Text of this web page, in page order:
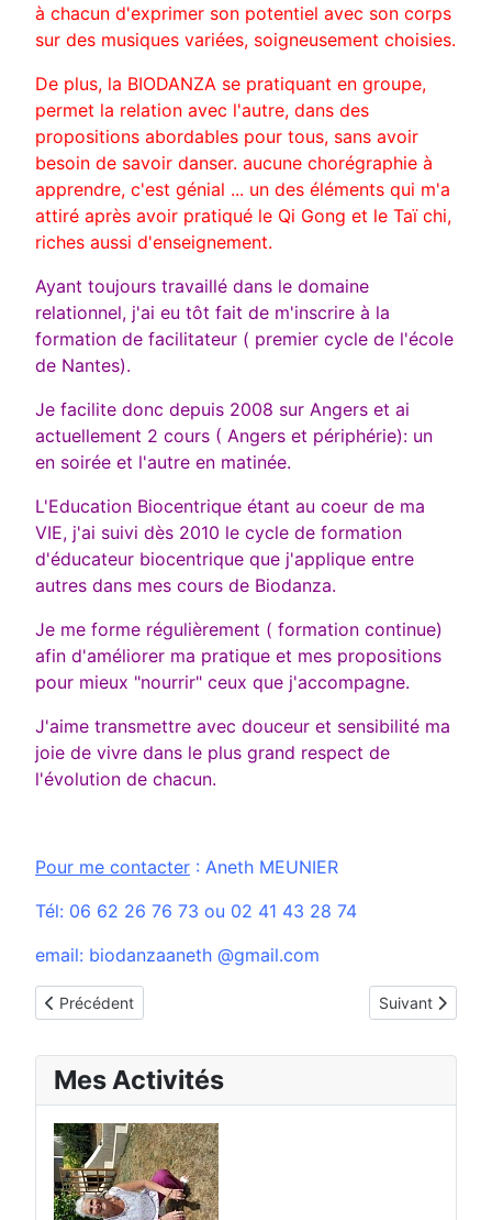
à chacun d'exprimer son potentiel avec son corps
sur des musiques variées, soigneusement choisies.
De plus, la BIODANZA se pratiquant en groupe,
permet la relation avec l'autre, dans des
propositions abordables pour tous, sans avoir
besoin de savoir danser. aucune chorégraphie à
apprendre, c'est génial ... un des éléments qui m'a
attiré après avoir pratiqué le Qi Gong et le Taï chi,
riches aussi d'enseignement.
Ayant toujours travaillé dans le domaine
relationnel, j'ai eu tôt fait de m'inscrire à la
formation de facilitateur ( premier cycle de l'école
de Nantes).
Je facilite donc depuis 2008 sur Angers et ai
actuellement 2 cours ( Angers et périphérie): un
en soirée et l'autre en matinée.
L'Education Biocentrique étant au coeur de ma
VIE, j'ai suivi dès 2010 le cycle de formation
d'éducateur biocentrique que j'applique entre
autres dans mes cours de Biodanza.
Je me forme régulièrement ( formation continue)
afin d'améliorer ma pratique et mes propositions
pour mieux "nourrir" ceux que j'accompagne.
J'aime transmettre avec douceur et sensibilité ma
joie de vivre dans le plus grand respect de
l'évolution de chacun.
Pour me contacter : Aneth MEUNIER
Tél: 06 62 26 76 73 ou 02 41 43 28 74
email: biodanzaaneth @gmail.com
Article précédent : Anne-Claire BAUDRY- Association
Précédent Article suivant :
Suivant
Mes Activités